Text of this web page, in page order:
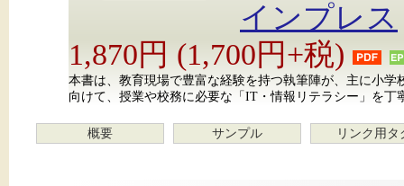
インプレス
1,870円 (1,700円+税)
本書は、教育現場で豊富な経験を持つ執筆陣が、主に小
向けて、授業や校務に必要な「IT・情報リテラシー」を丁
概要 サンプル リンク用タ